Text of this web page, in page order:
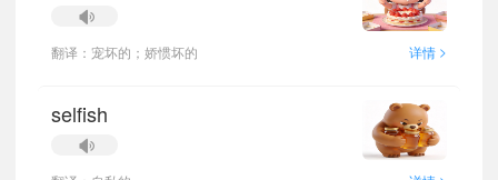
翻译：宠坏的；娇惯坏的 详情 >
selfish